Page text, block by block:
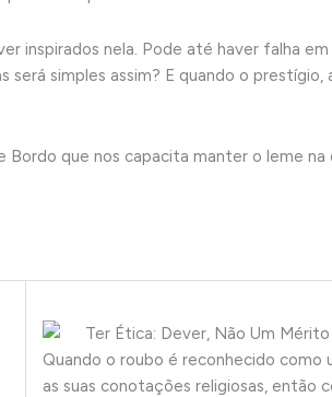
inspirados nela. Pode até haver falha
simples assim? E quando o prestígio,
que nos capacita manter o leme
Ter Ética: Dever, Não Um Mérito
Quando o roubo é reconhecido como
as suas conotações religiosas, então